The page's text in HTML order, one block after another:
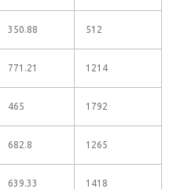
350.88 512
771.21 1214
465 1792
682.8 1265
639.33 1418